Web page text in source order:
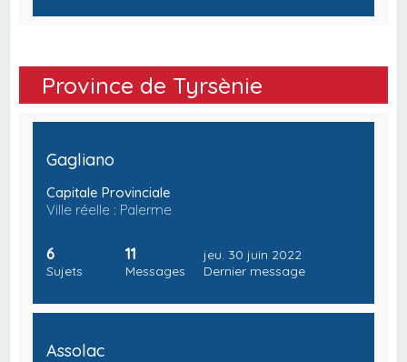
Province de Tyrsènie
Gagliano
Capitale Provinciale
Ville réelle : Palerme
6
Sujets
11
Messages
jeu. 30 juin 2022
Dernier message
Assolac